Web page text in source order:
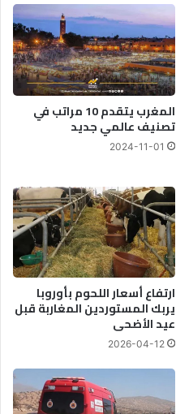
المغرب يتقدم 10 مراتب في
تصنيف عالمي جديد
2024-11-01
ارتفاع أسعار اللحوم بأوروبا
يربك المستوردين المغاربة قبل
عيد الأضحى
2026-04-12